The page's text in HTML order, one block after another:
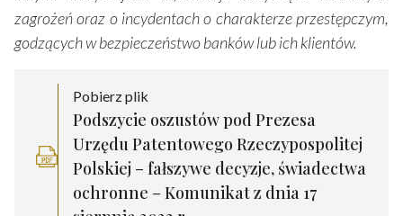
zagrożeń oraz o incydentach o charakterze przestępczym,
godzących w bezpieczeństwo banków lub ich klientów.
Pobierz plik
Podszycie oszustów pod Prezesa
Urzędu Patentowego Rzeczypospolitej
Polskiej – fałszywe decyzje, świadectwa
ochronne – Komunikat z dnia 17